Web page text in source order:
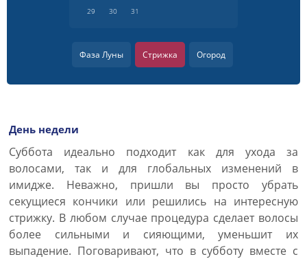
29
30 31
Фаза Луны Стрижка Огород
День недели
Суббота идеально подходит как для ухода за
волосами, так и для глобальных изменений в
имидже. Неважно, пришли вы просто убрать
секущиеся кончики или решились на интересную
стрижку. В любом случае процедура сделает волосы
более сильными и сияющими, уменьшит их
выпадение. Поговаривают, что в субботу вместе с